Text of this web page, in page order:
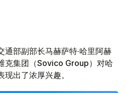
通部副部长马赫萨特·哈里阿赫
克集团（Sovico Group）对哈
出了浓厚兴趣。